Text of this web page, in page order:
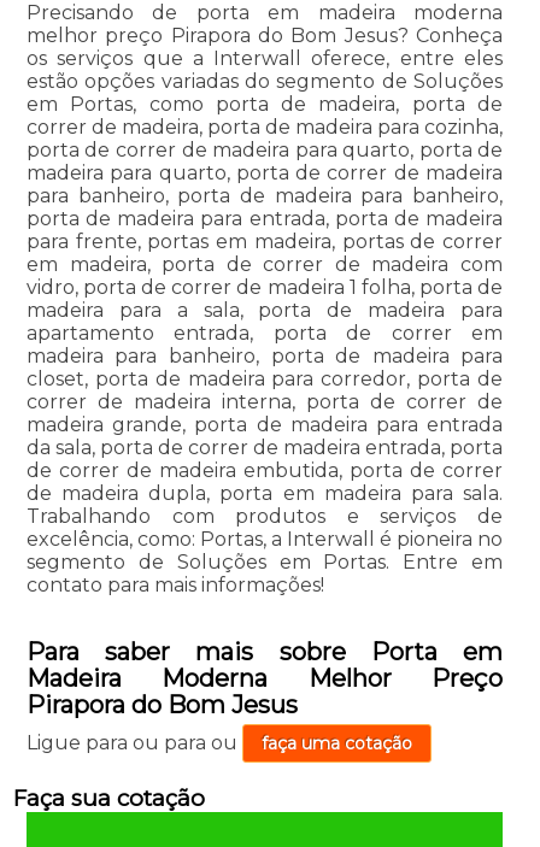
Precisando de porta em madeira moderna
melhor preço Pirapora do Bom Jesus? Conheça
os serviços que a Interwall oferece, entre eles
estão opções variadas do segmento de Soluções
em Portas, como porta de madeira, porta de
correr de madeira, porta de madeira para cozinha,
porta de correr de madeira para quarto, porta de
madeira para quarto, porta de correr de madeira
para banheiro, porta de madeira para banheiro,
porta de madeira para entrada, porta de madeira
para frente, portas em madeira, portas de correr
em madeira, porta de correr de madeira com
vidro, porta de correr de madeira 1 folha, porta de
madeira para a sala, porta de madeira para
apartamento entrada, porta de correr em
madeira para banheiro, porta de madeira para
closet, porta de madeira para corredor, porta de
correr de madeira interna, porta de correr de
madeira grande, porta de madeira para entrada
da sala, porta de correr de madeira entrada, porta
de correr de madeira embutida, porta de correr
de madeira dupla, porta em madeira para sala.
Trabalhando com produtos e serviços de
excelência, como: Portas, a Interwall é pioneira no
segmento de Soluções em Portas. Entre em
contato para mais informações!
Para saber mais sobre Porta em
Madeira Moderna Melhor Preço
Pirapora do Bom Jesus
Ligue para ou para ou faça uma cotação
Faça sua cotação